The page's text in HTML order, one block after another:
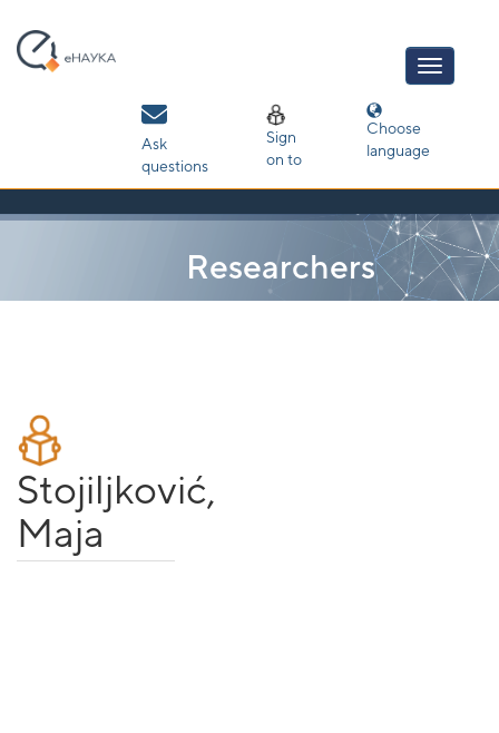
navigation
Ask
questions
Sign
on to
Choose
language
Researchers
Stojiljković,
Maja